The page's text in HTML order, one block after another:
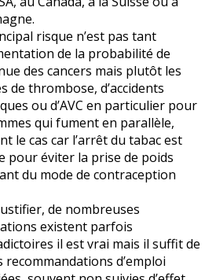
risque n’est pas tant
de la probabilité de
des cancers mais plutôt les
de thrombose, d’accidents
ou d’AVC en particulier pour
qui fument en parallèle,
le cas car l’arrêt du tabac est
pour éviter la prise de poids
du mode de contraception
de nombreuses
existent parfois
il est vrai mais il suffit de
recommandations d’emploi